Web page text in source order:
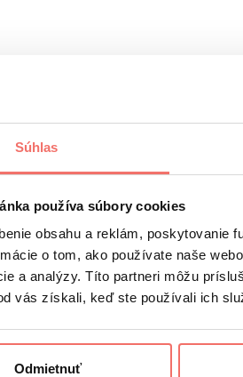
Súhlas
používa súbory cookies
obsahu a reklám, poskytovanie
o tom, ako používate naše
a analýzy. Títo partneri môžu
vás získali, keď ste používali ich
Odmietnuť
o správaní, produktivite a
k lepším výkonom a oceniť už
k ich odstráneniu.
písomne, formou hodnotiaceho
v ktorých je potrebné sa
nadobudnutých zručností,
feedback, ktorý posúva